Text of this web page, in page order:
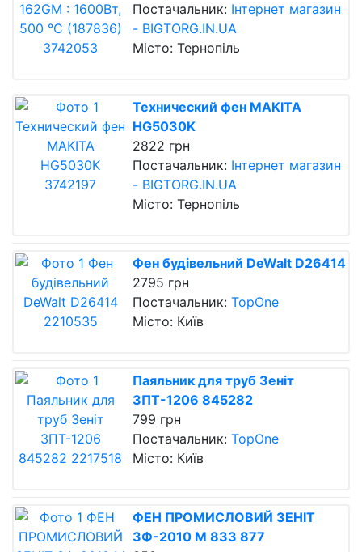
Постачальник: Інтернет магазин
- BIGTORG.IN.UA
Місто: Тернопіль
Технический фен MAKITA
HG5030K
2822 грн
Постачальник: Інтернет магазин
- BIGTORG.IN.UA
Місто: Тернопіль
Фен будівельний DeWalt D26414
2795 грн
Постачальник: TopOne
Місто: Київ
Паяльник для труб Зеніт
ЗПТ-1206 845282
799 грн
Постачальник: TopOne
Місто: Київ
ФЕН ПРОМИСЛОВИЙ ЗЕНІТ
ЗФ-2010 М 833 877